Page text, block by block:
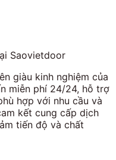
Saovietdoor
giàu kinh nghiệm của
miễn phí 24/24, hỗ trợ
hợp với nhu cầu và
kết cung cấp dịch
tiến độ và chất